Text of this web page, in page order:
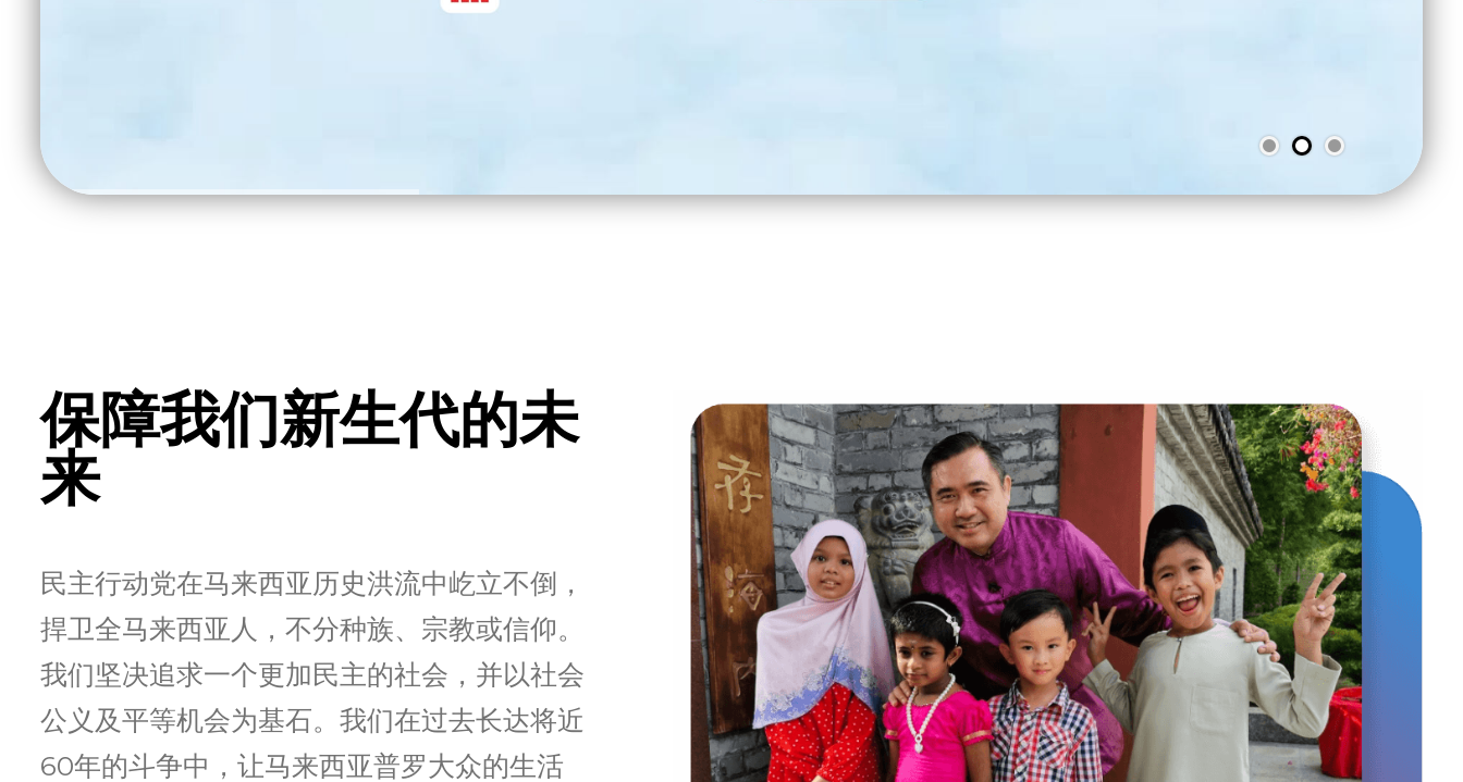
保障我们新生代的未
来
民主行动党在马来西亚历史洪流中屹立不倒，
捍卫全马来西亚人，不分种族、宗教或信仰。
我们坚决追求一个更加民主的社会，并以社会
公义及平等机会为基石。我们在过去长达将近
60年的斗争中，让马来西亚普罗大众的生活